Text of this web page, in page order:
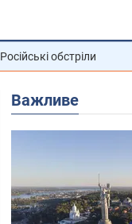
Російські обстріли
Важливе